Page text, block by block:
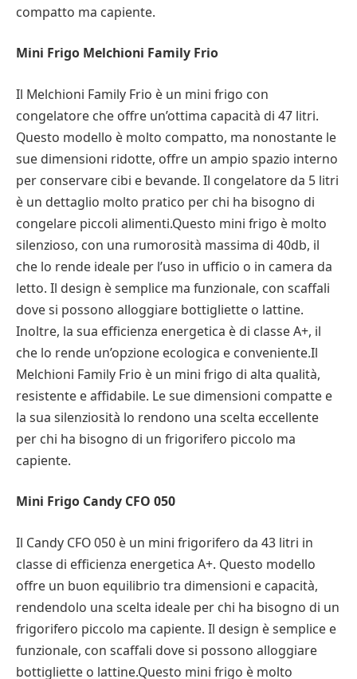
compatto ma capiente.
Mini Frigo Melchioni Family Frio
Il Melchioni Family Frio è un mini frigo con
congelatore che offre un’ottima capacità di 47 litri.
Questo modello è molto compatto, ma nonostante le
sue dimensioni ridotte, offre un ampio spazio interno
per conservare cibi e bevande. Il congelatore da 5 litri
è un dettaglio molto pratico per chi ha bisogno di
congelare piccoli alimenti.Questo mini frigo è molto
silenzioso, con una rumorosità massima di 40db, il
che lo rende ideale per l’uso in ufficio o in camera da
letto. Il design è semplice ma funzionale, con scaffali
dove si possono alloggiare bottigliette o lattine.
Inoltre, la sua efficienza energetica è di classe A+, il
che lo rende un’opzione ecologica e conveniente.Il
Melchioni Family Frio è un mini frigo di alta qualità,
resistente e affidabile. Le sue dimensioni compatte e
la sua silenziosità lo rendono una scelta eccellente
per chi ha bisogno di un frigorifero piccolo ma
capiente.
Mini Frigo Candy CFO 050
Il Candy CFO 050 è un mini frigorifero da 43 litri in
classe di efficienza energetica A+. Questo modello
offre un buon equilibrio tra dimensioni e capacità,
rendendolo una scelta ideale per chi ha bisogno di un
frigorifero piccolo ma capiente. Il design è semplice e
funzionale, con scaffali dove si possono alloggiare
bottigliette o lattine.Questo mini frigo è molto